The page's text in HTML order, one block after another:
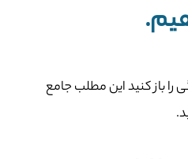
را باز کنید این مطلب جامع